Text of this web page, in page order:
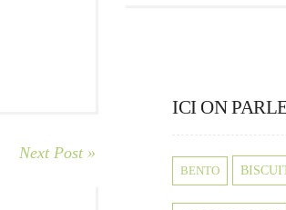
Next Post »
ICI ON
BENTO